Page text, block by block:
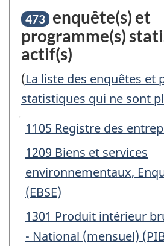
473 enquête(s) et
programme(s)
actif(s)
(La liste des enquêtes et
statistiques qui ne sont
Numéro
d'enregistrement
:
1105 Registre des
Numéro
d'enregistrement
:
1209 Biens et services
environnementaux,
(EBSE)
Numéro
d'enregistrement
1301 Produit intérieur
- National (mensuel)